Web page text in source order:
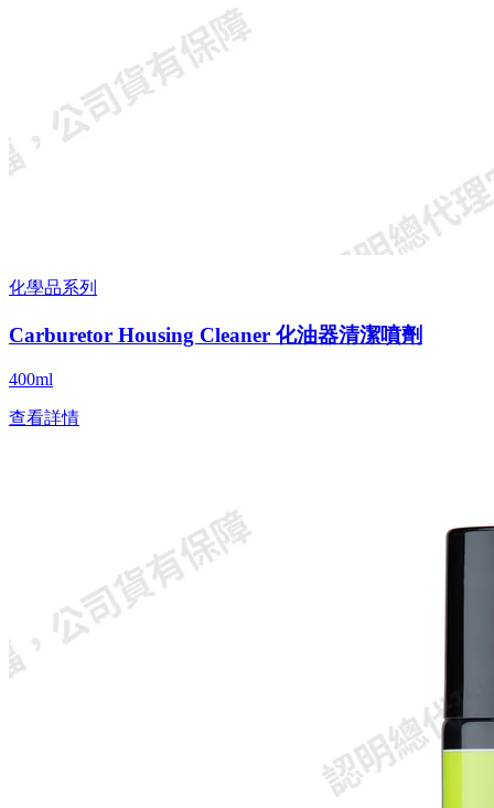
化學品系列
Carburetor Housing Cleaner 化油器清潔噴劑
400ml
查看詳情